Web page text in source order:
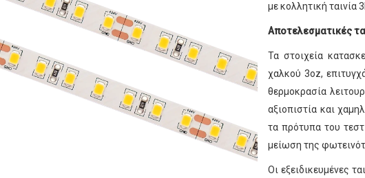
με κολλητική ταινία
Αποτελεσματικές
Τα στοιχεία
χαλκού 3oz,
θερμοκρασία
αξιοπιστία και
τα πρότυπα του
μείωση της
Οι εξειδικευμένες